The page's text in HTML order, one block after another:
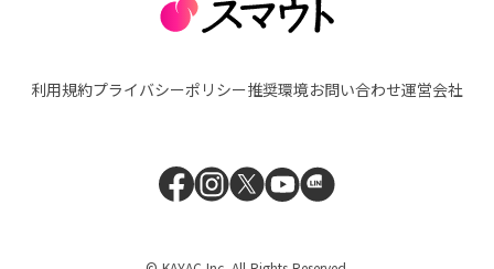
利用規約プライバシーポリシー推奨環境お問い合わせ運営会社